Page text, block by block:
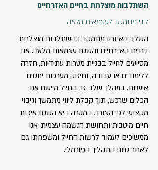
השתלבות מוצלחת בחיים האזרחיים
ליווי מתמשך לעצמאות מלאה
השלב האחרון מתמקד בהשתלבות מוצלחת
בחיים האזרחיים והשגת עצמאות מלאה. אנו
מסייעים לחייל בבניית מטרות עתידיות, חזרה
ללימודים או עבודה, וחיזוק מערכות יחסים
אישיות. במהלך שלב זה החייל מיישם את
הכלים שרכש, תוך קבלת ליווי מתמשך וגיבוי
מקצועי לפי הצורך. המטרה היא השגת איכות
חיים מיטבית ותחושת הגשמה עצמית. אנו
ממשיכים לעמוד לרשות החייל ומשפחתו גם
לאחר סיום התהליך הפורמלי.